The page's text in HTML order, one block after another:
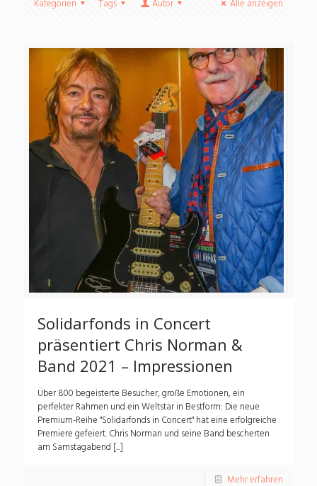
Kategorien Tags Autor Alle anzeigen
Solidarfonds in Concert
präsentiert Chris Norman &
Band 2021 – Impressionen
Über 800 begeisterte Besucher, große Emotionen, ein
perfekter Rahmen und ein Weltstar in Bestform: Die neue
Premium-Reihe "Solidarfonds in Concert" hat eine erfolgreiche
Premiere gefeiert. Chris Norman und seine Band bescherten
am Samstagabend [...]
Mehr erfahren